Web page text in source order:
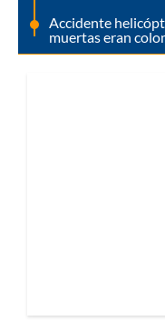
Accidente
muertas eran